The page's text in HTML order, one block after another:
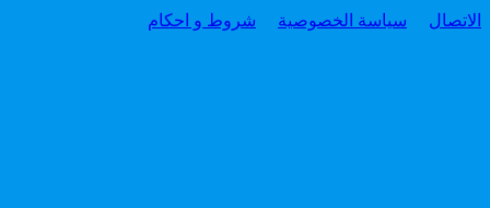
الاتصال سياسة الخصوصية شروط و احكام